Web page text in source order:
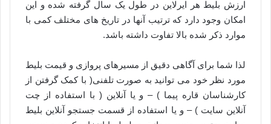
ارزش بلیط هر ایرلاین در طول یک سال گرفته شده و این
امکان وجود دارد که ترتیب آنها در تاریخ های مختلف کمی با
موارد ذکر شده بالا تفاوت داشته باشد.
لذا شما برای آگاهی دقیق از مسیرهای پروازی و قیمت بلیط
مورد نظر خود می توانید به صورت تلفنی( با کمک گرفتن از
کارشناسان قاره پیما ) – و یا آنلاین ( با استفاده از چت
آنلاین سایت ) – و یا استفاده از قسمت جستجو آنلاین بلیط